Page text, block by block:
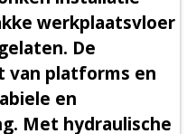
werkplaatsvloer
De
van platforms en
en
Met hydraulische